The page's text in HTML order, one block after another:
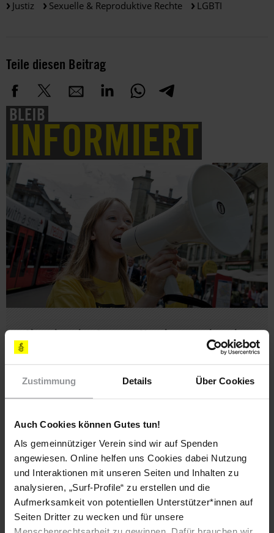
Zustimmung Details Über Cookies
Auch Cookies können Gutes tun!
Als gemeinnütziger Verein sind wir auf Spenden
angewiesen. Online helfen uns Cookies dabei Nutzung
und Interaktionen mit unseren Seiten und Inhalten zu
analysieren, „Surf-Profile“ zu erstellen und die
Aufmerksamkeit von potentiellen Unterstützer*innen auf
Seiten Dritter zu wecken und für unsere
Justiz
Sexuelle & Reproduktive Rechte LGBTI
Teile diesen Beitrag
BLEIB
INFORMIERT
Abonniere den Amnesty-Newsletter und mach
Meine Daten
Vorname*
E-Mail-Adresse*
Meine Newsletter